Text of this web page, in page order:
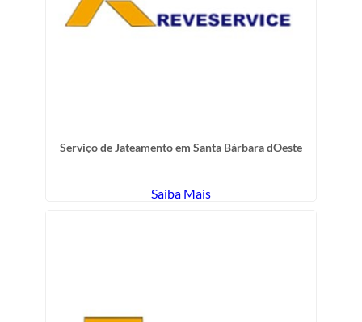
Serviço de Jateamento em Santa Bárbara dOeste
Saiba Mais